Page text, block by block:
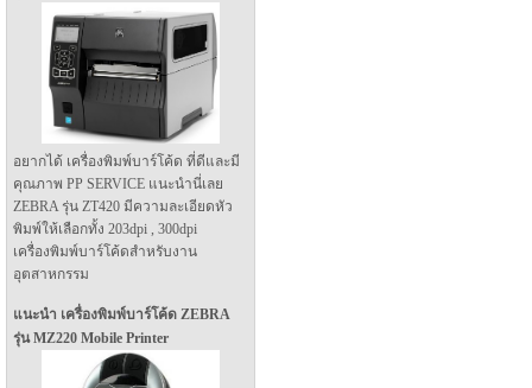
อยากได้ เครื่องพิมพ์บาร์โค้ด ที่ดีและมี
คุณภาพ PP SERVICE แนะนำนี่เลย
ZEBRA รุ่น ZT420 มีความละเอียดหัว
พิมพ์ให้เลือกทั้ง 203dpi , 300dpi
เครื่องพิมพ์บาร์โค้ดสำหรับงาน
อุตสาหกรรม
แนะนำ เครื่องพิมพ์บาร์โค้ด ZEBRA
รุ่น MZ220 Mobile Printer